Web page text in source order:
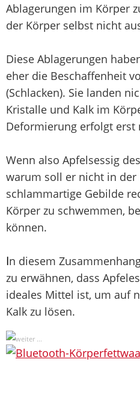
Ablagerungen im Körper
der Körper selbst nicht
Diese Ablagerungen
eher die Beschaffenheit
(Schlacken). Sie landen
Kristalle und Kalk im
Deformierung erfolgt erst
Wenn also Apfelsessig
warum soll er nicht in der
schlammartige Gebilde
Körper zu schwemmen,
können.
In diesem
zu erwähnen, dass
ideales Mittel ist, um auf
Kalk zu lösen.